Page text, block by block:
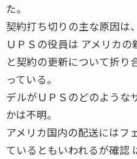
た。
契約打ち切りの主な原因は
ＵＰＳの役員は アメリカ
と契約の更新について折り
っている。
デルがＵＰＳのどのような
かは不明。
アメリカ国内の配送にはフ
ているともいわれるが確認